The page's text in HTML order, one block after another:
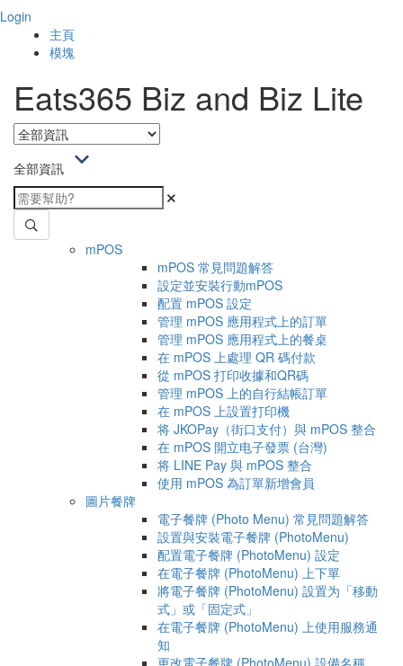
Login
主頁
模塊
Eats365 Biz and Biz Lite
全部資訊
mPOS
mPOS 常見問題解答
設定並安裝行動mPOS
配置 mPOS 設定
管理 mPOS 應用程式上的訂單
管理 mPOS 應用程式上的餐桌
在 mPOS 上處理 QR 碼付款
從 mPOS 打印收據和QR碼
管理 mPOS 上的自行結帳訂單
在 mPOS 上設置打印機
将 JKOPay（街口支付）與 mPOS 整合
在 mPOS 開立电子發票 (台灣)
将 LINE Pay 與 mPOS 整合
使用 mPOS 為訂單新增會員
圖片餐牌
電子餐牌 (Photo Menu) 常見問題解答
設置與安裝電子餐牌 (PhotoMenu)
配置電子餐牌 (PhotoMenu) 設定
在電子餐牌 (PhotoMenu) 上下單
將電子餐牌 (PhotoMenu) 設置为「移動
式」或「固定式」
在電子餐牌 (PhotoMenu) 上使用服務通
知